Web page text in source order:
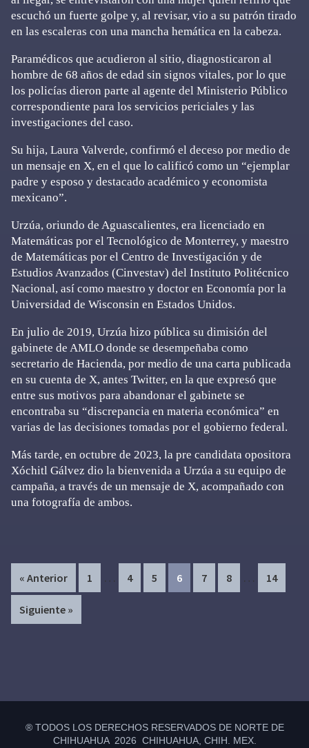
escuchó un fuerte golpe y, al revisar, vio a su patrón tirado
en las escaleras con una mancha hemática en la cabeza.
Paramédicos que acudieron al sitio, diagnosticaron al
hombre de 68 años de edad sin signos vitales, por lo que
los policías dieron parte al agente del Ministerio Público
correspondiente para los servicios periciales y las
investigaciones del caso.
Su hija, Laura Valverde, confirmó el deceso por medio de
un mensaje en X, en el que lo calificó como un “ejemplar
padre y esposo y destacado académico y economista
mexicano”.
Urzúa, oriundo de Aguascalientes, era licenciado en
Matemáticas por el Tecnológico de Monterrey, y maestro
de Matemáticas por el Centro de Investigación y de
Estudios Avanzados (Cinvestav) del Instituto Politécnico
Nacional, así como maestro y doctor en Economía por la
Universidad de Wisconsin en Estados Unidos.
En julio de 2019, Urzúa hizo pública su dimisión del
gabinete de AMLO donde se desempeñaba como
secretario de Hacienda, por medio de una carta publicada
en su cuenta de X, antes Twitter, en la que expresó que
entre sus motivos para abandonar el gabinete se
encontraba su “discrepancia en materia económica” en
varias de las decisiones tomadas por el gobierno federal.
Más tarde, en octubre de 2023, la pre candidata opositora
Xóchitl Gálvez dio la bienvenida a Urzúa a su equipo de
campaña, a través de un mensaje de X, acompañado con
una fotografía de ambos.
« Anterior Page
1
Interim
pages
… Page
4 Page
5 Page
6 Page
7 Page
8
Interim
pages
… Page
14
Siguiente »
® TODOS LOS DERECHOS RESERVADOS DE NORTE DE
CHIHUAHUA 2026 CHIHUAHUA, CHIH. MEX.